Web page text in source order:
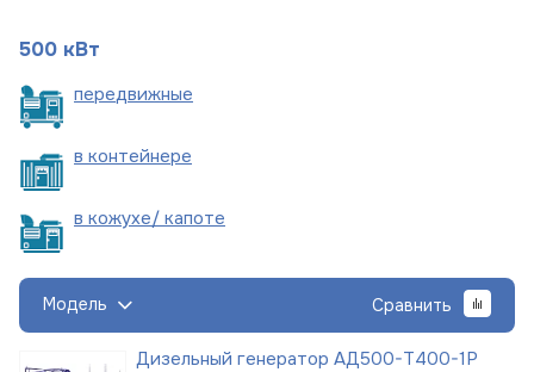
500 кВт
передвижные
в контейнере
в кожухе/ капоте
Модель Сравнить
Дизельный генератор АД500-Т400-1Р